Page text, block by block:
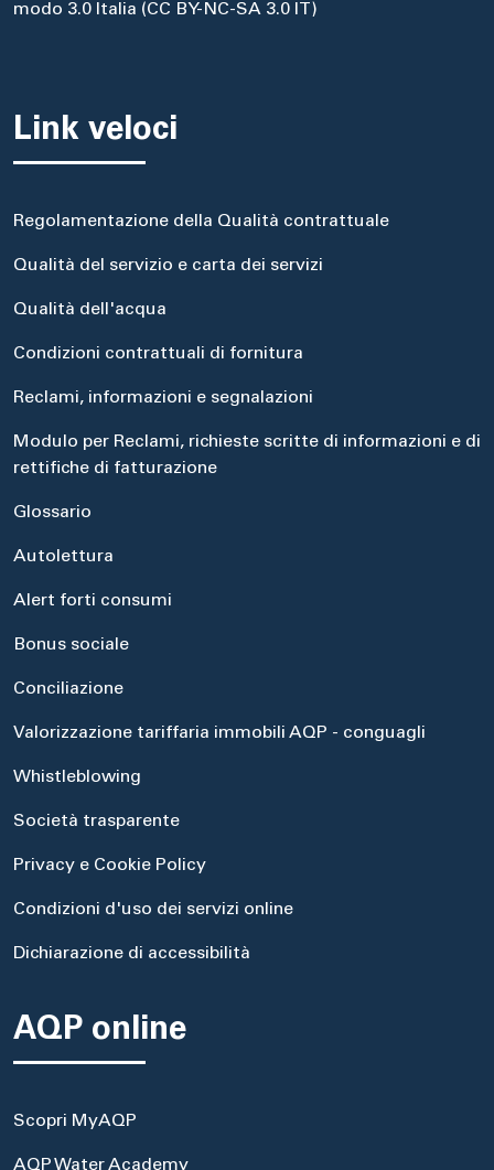
modo 3.0 Italia (CC BY-NC-SA 3.0 IT)
Link veloci
Regolamentazione della Qualità contrattuale
Qualità del servizio e carta dei servizi
Qualità dell'acqua
Condizioni contrattuali di fornitura
Reclami, informazioni e segnalazioni
Modulo per Reclami, richieste scritte di informazioni e di
rettifiche di fatturazione
Glossario
Autolettura
Alert forti consumi
Bonus sociale
Conciliazione
Valorizzazione tariffaria immobili AQP - conguagli
Whistleblowing
Società trasparente
Privacy e Cookie Policy
Condizioni d'uso dei servizi online
Dichiarazione di accessibilità
AQP online
Scopri MyAQP
AQP Water Academy